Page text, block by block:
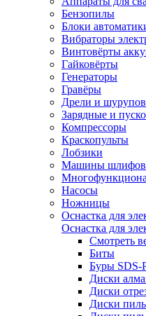
Бензопилы
Блоки
Вибраторы
Винтовёрты
Гайковёрты
Генераторы
Гравёры
Дрели и
Зарядные и
Компрессоры
Краскопульты
Лобзики
Машины
Насосы
Ножницы
Оснастка для
Оснастка для
Смотреть
Биты
Буры SDS-
Диски
Диски
Диски